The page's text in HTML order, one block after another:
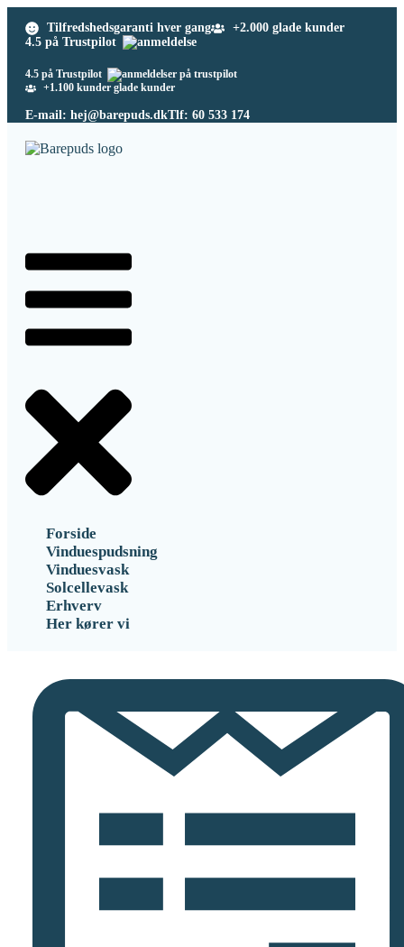
Tilfredshedsgaranti hver gang
+2.000 glade kunder
4.5 på Trustpilot
4.5 på Trustpilot
+1.100 kunder glade kunder
E-mail: hej@barepuds.dkTlf: 60 533 174
Forside
Vinduespudsning
Vinduesvask
Solcellevask
Erhverv
Her kører vi